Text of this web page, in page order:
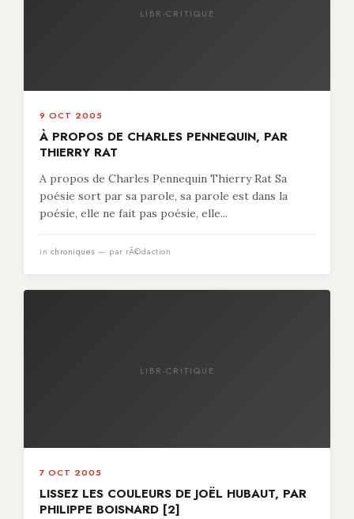
LIBR-CRITIQUE
9 OCT 2005
À PROPOS DE CHARLES PENNEQUIN, PAR
THIERRY RAT
A propos de Charles Pennequin Thierry Rat Sa
poésie sort par sa parole, sa parole est dans la
poésie, elle ne fait pas poésie, elle...
in chroniques — par rÃ©daction
LIBR-CRITIQUE
7 OCT 2005
LISSEZ LES COULEURS DE JOËL HUBAUT, PAR
PHILIPPE BOISNARD [2]